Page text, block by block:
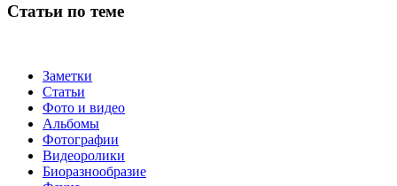
Статьи по теме
Заметки
Статьи
Фото и видео
Альбомы
Фотографии
Видеоролики
Биоразнообразие